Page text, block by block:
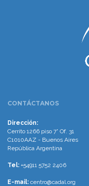
CONTÁCTANOS
Dirección:
Cerrito 1266 piso 7° Of. 31
C1010AAZ - Buenos Aires
República Argentina
Tel: +54911 5752 2406
E-mail: centro@cadal.org